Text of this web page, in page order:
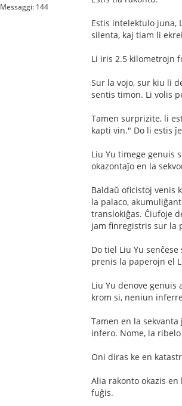
Messaggi: 144
Estis intelektulo juna,
silenta, kaj tiam li
Li iris 2.5 kilometrojn
Sur la vojo, sur kiu li
sentis timon. Li volis
Tamen surprizite, li
kapti vin." Do li estis
Liu Yu timege genuis
okazontaĵo en la
Baldaŭ oficistoj venis
la palaco,
translokiĝas. Ĉiufoje
jam finregistris sur la
Do tiel Liu Yu
prenis la paperojn el
Liu Yu denove
krom si, neniun
Tamen en la
infero. Nome, la
Oni diras ke en
Alia rakonto okazis
fuĝis.